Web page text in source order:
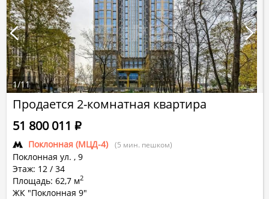
Продается 2-комнатная квартира
Поклонная (МЦД-4) (5 мин. пешком)
Поклонная ул. , 9
Этаж: 12 / 34
Площадь: 62,7 м2
ЖК "Поклонная 9"
51 800 011 Р
1/11